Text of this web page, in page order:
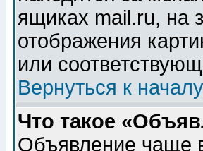
ящиках mail.ru, на
отображения
или
Вернуться к началу
Что такое
Объявление чаще